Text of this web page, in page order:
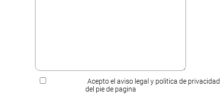
Acepto el aviso legal y politica de privacidad
del pie de pagina